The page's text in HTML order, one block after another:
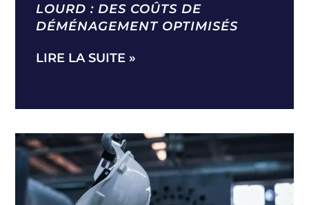
LOURD : DES COÛTS DE
DÉMÉNAGEMENT OPTIMISÉS
LIRE LA SUITE »